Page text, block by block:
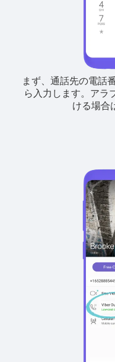
まず、通話先の電話
ら入力します。 アラ
ける場合